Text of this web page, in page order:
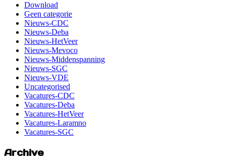
Download
Geen categorie
Nieuws-CDC
Nieuws-Deba
Nieuws-HetVeer
Nieuws-Mevoco
Nieuws-Middenspanning
Nieuws-SGC
Nieuws-VDE
Uncategorised
Vacatures-CDC
Vacatures-Deba
Vacatures-HetVeer
Vacatures-Laramno
Vacatures-SGC
Archive